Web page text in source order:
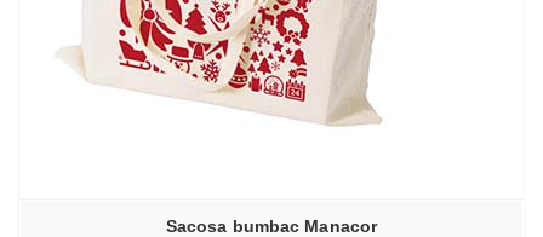
Sacosa bumbac Manacor